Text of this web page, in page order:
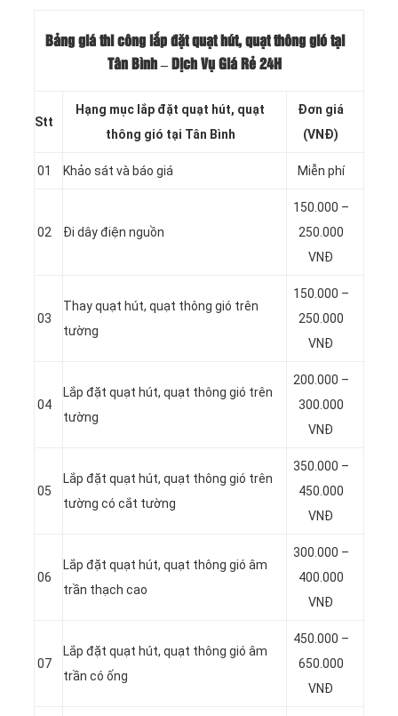
Bảng giá thi công lắp đặt quạt hút, quạt thông gió tại
Tân Bình – Dịch Vụ Giá Rẻ 24H
Stt
Hạng mục lắp đặt quạt hút, quạt
thông gió tại Tân Bình
Đơn giá
(VNĐ)
01 Khảo sát và báo giá Miễn phí
02 Đi dây điện nguồn
150.000 –
250.000
VNĐ
03
Thay quạt hút, quạt thông gió trên
tường
150.000 –
250.000
VNĐ
04
Lắp đặt quạt hút, quạt thông gió trên
tường
200.000 –
300.000
VNĐ
05
Lắp đặt quạt hút, quạt thông gió trên
tường có cắt tường
350.000 –
450.000
VNĐ
06
Lắp đặt quạt hút, quạt thông gió âm
trần thạch cao
300.000 –
400.000
VNĐ
07
Lắp đặt quạt hút, quạt thông gió âm
trần có ống
450.000 –
650.000
VNĐ